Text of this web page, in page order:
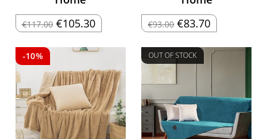
€117.00 Original
price
€117.00.
€105.30Η
τρέχουσα
είναι:
€105.30.
€93.00 Original
price
€93.00.
€83.70Η
τρέχουσα
είναι:
€83.70.
-10% OUT OF STOCK